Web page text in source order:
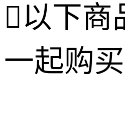
以下商
一起购